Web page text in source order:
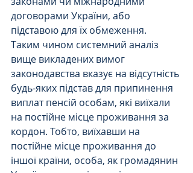
договорами України, або
підставою для їх обмеження.
Таким чином системний аналіз
вище викладених вимог
законодавства вказує на відсутність
будь-яких підстав для припинення
виплат пенсій особам, які виїхали
на постійне місце проживання за
кордон. Тобто, виїхавши на
постійне місце проживання до
іншої країни, особа, як громадянин